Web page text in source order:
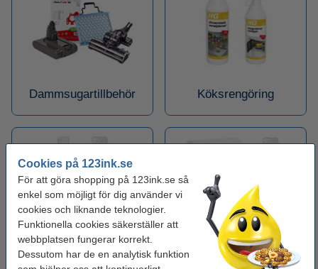
Cookies på 123ink.se
För att göra shopping på 123ink.se så
enkel som möjligt för dig använder vi
cookies och liknande teknologier.
Funktionella cookies säkerställer att
webbplatsen fungerar korrekt.
Dessutom har de en analytisk funktion
Dammsugartillbehör Köksrengöring
Badrumsrengöring Grillrengöring